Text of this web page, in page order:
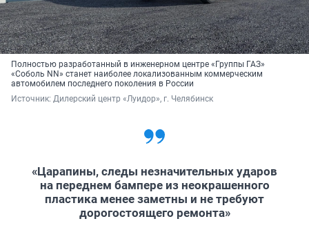
Полностью разработанный в инженерном центре «Группы ГАЗ»
«Соболь NN» станет наиболее локализованным коммерческим
автомобилем последнего поколения в России
Источник: Дилерский центр «Луидор», г. Челябинск
«Царапины, следы незначительных ударов
на переднем бампере из неокрашенного
пластика менее заметны и не требуют
дорогостоящего ремонта»